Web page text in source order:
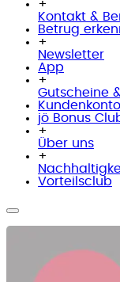
+
Kontakt &
Betrug
+
Newsletter
App
+
Gutscheine
jö Bonus
+
Über uns
+
Vorteilsclub